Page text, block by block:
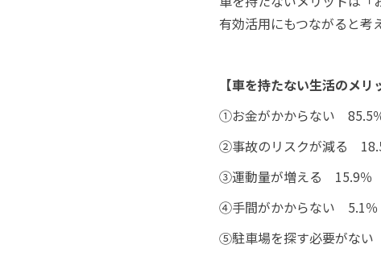
有効活用にもつながると考
【車を持たない生活のメリ
①お金がかからない 85.5
②事故のリスクが減る
③運動量が増える 15.9％
④手間がかからない 5.1％
⑤駐車場を探す必要がな